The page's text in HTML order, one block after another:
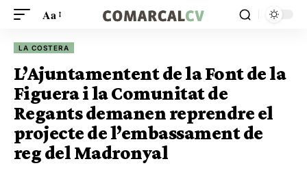
Aa
LA COSTERA
L’Ajuntamentent de la Font de la
Figuera i la Comunitat de
Regants demanen reprendre el
projecte de l’embassament de
reg del Madronyal